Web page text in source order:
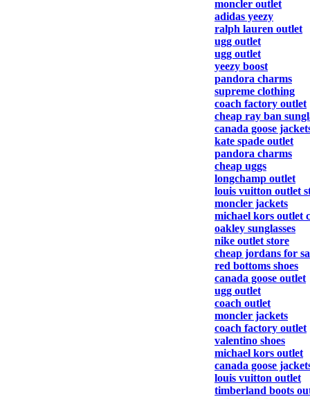
moncler outlet
adidas yeezy
ralph lauren outlet
ugg outlet
ugg outlet
yeezy boost
pandora charms
supreme clothing
coach factory outlet
cheap ray ban
canada goose
kate spade outlet
pandora charms
cheap uggs
longchamp outlet
louis vuitton outlet
moncler jackets
michael kors outlet
oakley sunglasses
nike outlet store
cheap jordans for
red bottoms shoes
canada goose outlet
ugg outlet
coach outlet
moncler jackets
coach factory outlet
valentino shoes
michael kors outlet
canada goose
louis vuitton outlet
timberland boots